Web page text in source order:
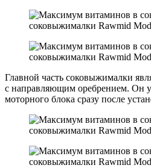
Главной часть соковыжималки
с направляющим оребрением. Он
моторного блока сразу после